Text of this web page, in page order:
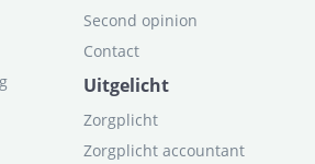
Second opinion
Contact
Uitgelicht
Zorgplicht
Zorgplicht accountant